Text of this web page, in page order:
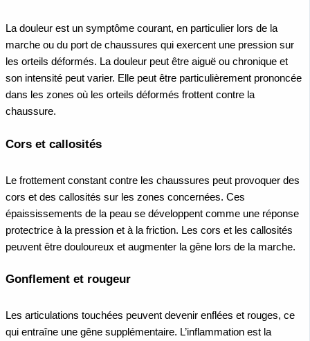
La douleur est un symptôme courant, en particulier lors de la
marche ou du port de chaussures qui exercent une pression sur
les orteils déformés. La douleur peut être aiguë ou chronique et
son intensité peut varier. Elle peut être particulièrement prononcée
dans les zones où les orteils déformés frottent contre la
chaussure.
Cors et callosités
Le frottement constant contre les chaussures peut provoquer des
cors et des callosités sur les zones concernées. Ces
épaississements de la peau se développent comme une réponse
protectrice à la pression et à la friction. Les cors et les callosités
peuvent être douloureux et augmenter la gêne lors de la marche.
Gonflement et rougeur
Les articulations touchées peuvent devenir enflées et rouges, ce
qui entraîne une gêne supplémentaire. L’inflammation est la